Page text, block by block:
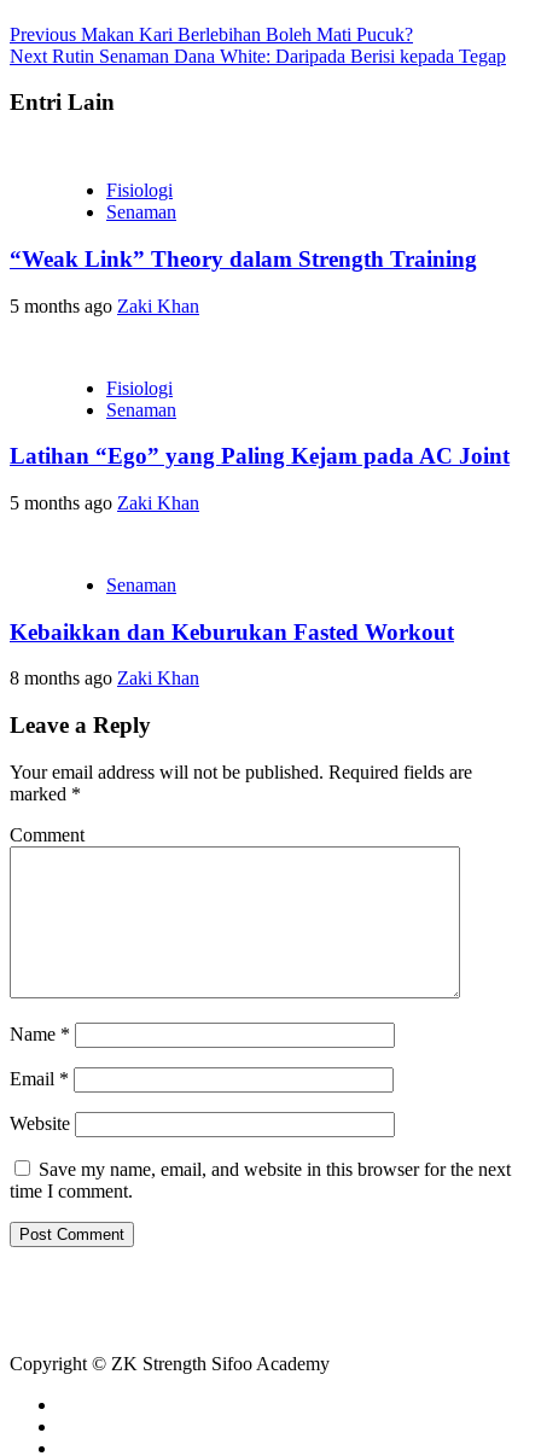
Previous Makan Kari Berlebihan Boleh Mati Pucuk?
Next Rutin Senaman Dana White: Daripada Berisi kepada Tegap
Entri Lain
Fisiologi
Senaman
“Weak Link” Theory dalam Strength Training
5 months ago Zaki Khan
Fisiologi
Senaman
Latihan “Ego” yang Paling Kejam pada AC Joint
5 months ago Zaki Khan
Senaman
Kebaikkan dan Keburukan Fasted Workout
8 months ago Zaki Khan
Leave a Reply
Your email address will not be published. Required fields are
marked *
Comment
Name *
Email *
Website
Save my name, email, and website in this browser for the next
time I comment.
Copyright © ZK Strength Sifoo Academy